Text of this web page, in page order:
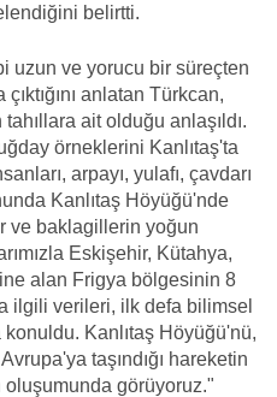
belirtti.
uzun ve yorucu bir süreçten
anlatan Türkcan,
ait olduğu anlaşıldı.
örneklerini Kanlıtaş'ta
arpayı, yulafı, çavdarı
Kanlıtaş Höyüğü'nde
ve baklagillerin yoğun
Eskişehir, Kütahya,
alan Frigya bölgesinin 8
ilgili verileri, ilk defa bilimsel
Kanlıtaş Höyüğü'nü,
taşındığı hareketin
görüyoruz."